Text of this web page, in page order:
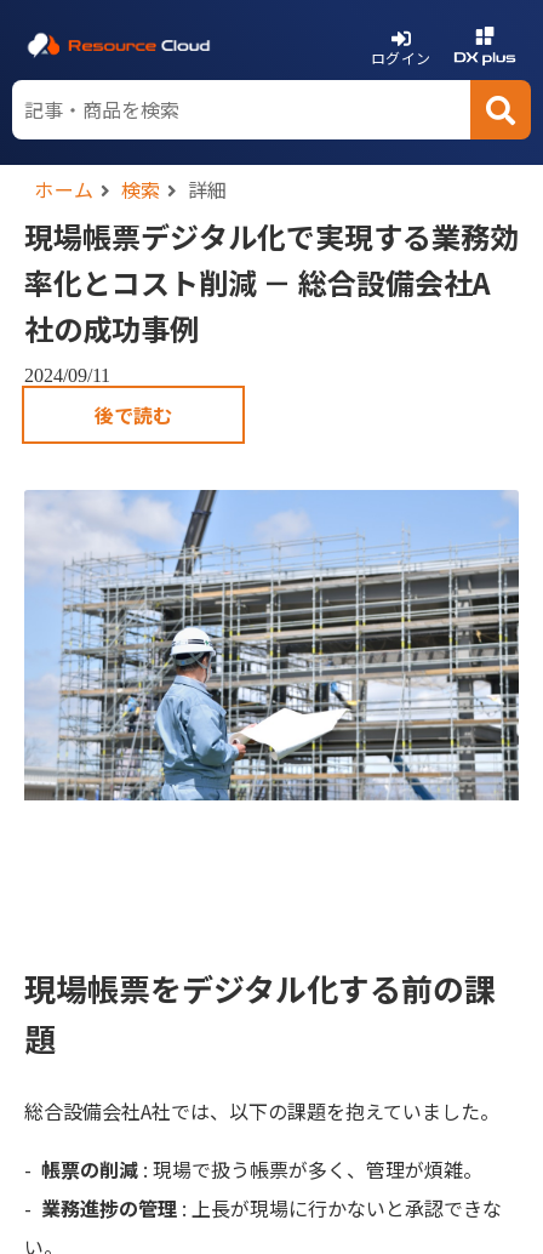
ログイン
ホーム 検索 詳細
現場帳票デジタル化で実現する業務効
率化とコスト削減 － 総合設備会社A
社の成功事例
2024/09/11
後で読む
現場帳票をデジタル化する前の課
題
総合設備会社A社では、以下の課題を抱えていました。
- 帳票の削減 : 現場で扱う帳票が多く、管理が煩雑。
- 業務進捗の管理 : 上長が現場に行かないと承認できな
い。